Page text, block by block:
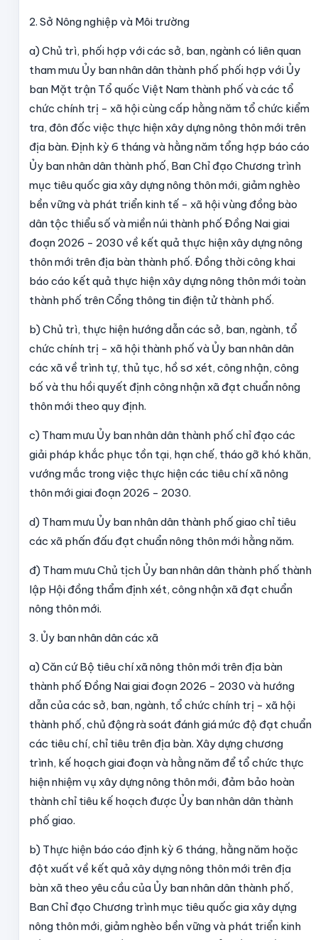
2. Sở Nông nghiệp và Môi trường
a) Chủ trì, phối hợp với các sở, ban, ngành có liên quan
tham mưu Ủy ban nhân dân thành phố phối hợp với Ủy
ban Mặt trận Tổ quốc Việt Nam thành phố và các tổ
chức chính trị - xã hội cùng cấp hằng năm tổ chức kiểm
tra, đôn đốc việc thực hiện xây dựng nông thôn mới trên
địa bàn. Định kỳ 6 tháng và hằng năm tổng hợp báo cáo
Ủy ban nhân dân thành phố, Ban Chỉ đạo Chương trình
mục tiêu quốc gia xây dựng nông thôn mới, giảm nghèo
bền vững và phát triển kinh tế - xã hội vùng đồng bào
dân tộc thiểu số và miền núi thành phố Đồng Nai giai
đoạn 2026 - 2030 về kết quả thực hiện xây dựng nông
thôn mới trên địa bàn thành phố. Đồng thời công khai
báo cáo kết quả thực hiện xây dựng nông thôn mới toàn
thành phố trên Cổng thông tin điện tử thành phố.
b) Chủ trì, thực hiện hướng dẫn các sở, ban, ngành, tổ
chức chính trị - xã hội thành phố và Ủy ban nhân dân
các xã về trình tự, thủ tục, hồ sơ xét, công nhận, công
bố và thu hồi quyết định công nhận xã đạt chuẩn nông
thôn mới theo quy định.
c) Tham mưu Ủy ban nhân dân thành phố chỉ đạo các
giải pháp khắc phục tồn tại, hạn chế, tháo gỡ khó khăn,
vướng mắc trong việc thực hiện các tiêu chí xã nông
thôn mới giai đoạn 2026 - 2030.
d) Tham mưu Ủy ban nhân dân thành phố giao chỉ tiêu
các xã phấn đấu đạt chuẩn nông thôn mới hằng năm.
đ) Tham mưu Chủ tịch Ủy ban nhân dân thành phố thành
lập Hội đồng thẩm định xét, công nhận xã đạt chuẩn
nông thôn mới.
3. Ủy ban nhân dân các xã
a) Căn cứ Bộ tiêu chí xã nông thôn mới trên địa bàn
thành phố Đồng Nai giai đoạn 2026 - 2030 và hướng
dẫn của các sở, ban, ngành, tổ chức chính trị - xã hội
thành phố, chủ động rà soát đánh giá mức độ đạt chuẩn
các tiêu chí, chỉ tiêu trên địa bàn. Xây dựng chương
trình, kế hoạch giai đoạn và hằng năm để tổ chức thực
hiện nhiệm vụ xây dựng nông thôn mới, đảm bảo hoàn
thành chỉ tiêu kế hoạch được Ủy ban nhân dân thành
phố giao.
b) Thực hiện báo cáo định kỳ 6 tháng, hằng năm hoặc
đột xuất về kết quả xây dựng nông thôn mới trên địa
bàn xã theo yêu cầu của Ủy ban nhân dân thành phố,
Ban Chỉ đạo Chương trình mục tiêu quốc gia xây dựng
nông thôn mới, giảm nghèo bền vững và phát triển kinh